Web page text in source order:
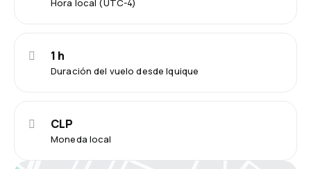
Hora local (UTC-4)
Duración del vuelo desde Iquique
1 h
Moneda local
CLP